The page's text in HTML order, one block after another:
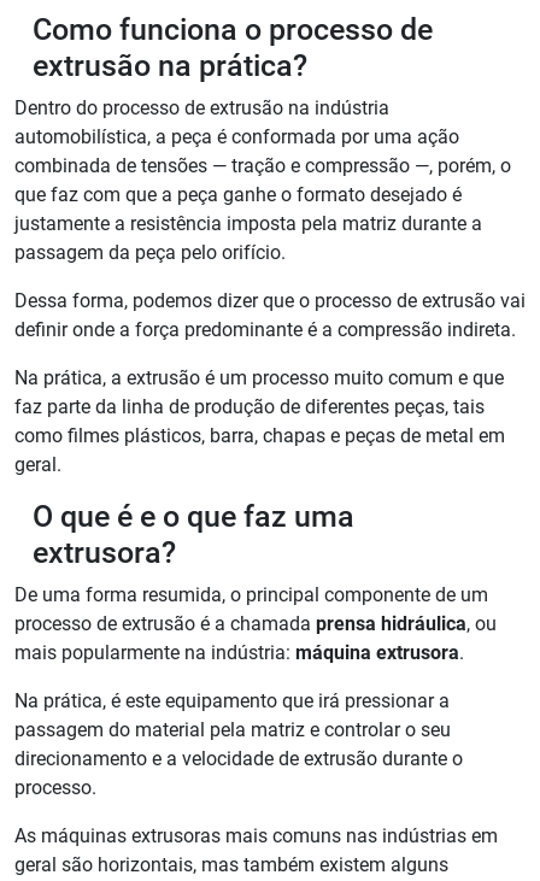
Como funciona o processo de
extrusão na prática?
Dentro do processo de extrusão na indústria
automobilística, a peça é conformada por uma ação
combinada de tensões — tração e compressão —, porém, o
que faz com que a peça ganhe o formato desejado é
justamente a resistência imposta pela matriz durante a
passagem da peça pelo orifício.
Dessa forma, podemos dizer que o processo de extrusão vai
definir onde a força predominante é a compressão indireta.
Na prática, a extrusão é um processo muito comum e que
faz parte da linha de produção de diferentes peças, tais
como filmes plásticos, barra, chapas e peças de metal em
geral.
O que é e o que faz uma
extrusora?
De uma forma resumida, o principal componente de um
processo de extrusão é a chamada prensa hidráulica, ou
mais popularmente na indústria: máquina extrusora.
Na prática, é este equipamento que irá pressionar a
passagem do material pela matriz e controlar o seu
direcionamento e a velocidade de extrusão durante o
processo.
As máquinas extrusoras mais comuns nas indústrias em
geral são horizontais, mas também existem alguns